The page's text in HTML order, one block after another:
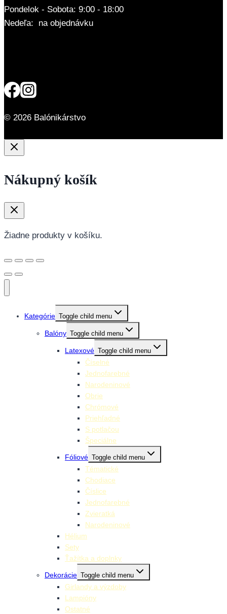
Pondelok - Sobota: 9:00 - 18:00
Nedeľa: na objednávku
© 2026 Balónikárstvo
Nákupný košík
Žiadne produkty v košíku.
Kategórie Toggle child menu
Balóny Toggle child menu
Latexové Toggle child menu
Číselné
Jednofarebné
Narodeninové
Obrie
Chrómové
Priehľadné
S potlačou
Špeciálne
Fóliové Toggle child menu
Tématické
Chodiace
Číslice
Jednofarebné
Zvieratká
Narodeninové
Hélium
Sety
Ťažítka a doplnky
Dekorácie Toggle child menu
Girlandy a výzdoby
Lampióny
Ostatné